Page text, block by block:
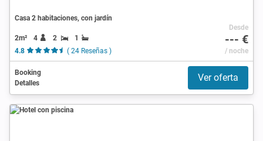
Casa 2 habitaciones, con jardín
2m² 4 2
1
4.8
( 24 Reseñas )
Desde
--- €
/ noche
Booking
Detalles
Ver oferta